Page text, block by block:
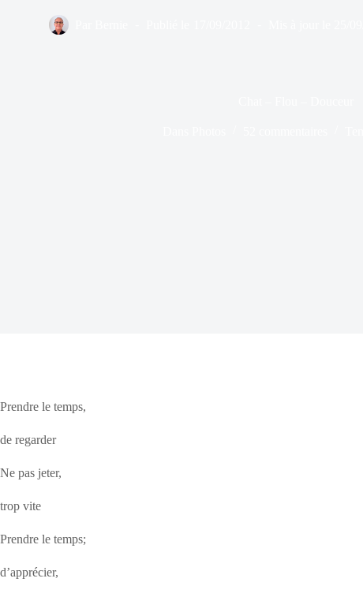
Prendre le temps,
de regarder
Ne pas jeter,
trop vite
Prendre le temps;
d’apprécier,